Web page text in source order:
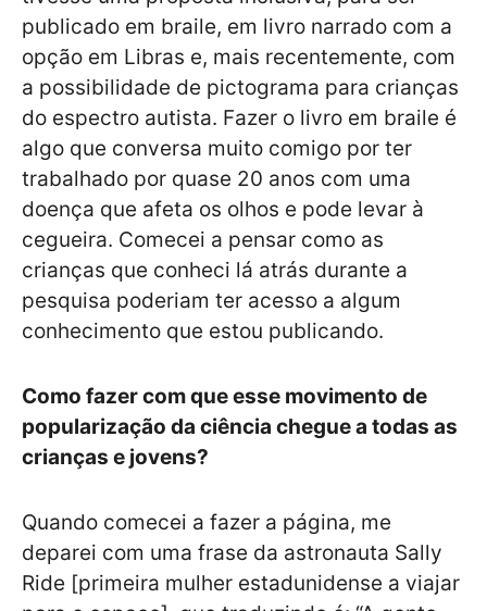
publicado em braile, em livro narrado com a
opção em Libras e, mais recentemente, com
a possibilidade de pictograma para crianças
do espectro autista. Fazer o livro em braile é
algo que conversa muito comigo por ter
trabalhado por quase 20 anos com uma
doença que afeta os olhos e pode levar à
cegueira. Comecei a pensar como as
crianças que conheci lá atrás durante a
pesquisa poderiam ter acesso a algum
conhecimento que estou publicando.
Como fazer com que esse movimento de
popularização da ciência chegue a todas as
crianças e jovens?
Quando comecei a fazer a página, me
deparei com uma frase da astronauta Sally
Ride [primeira mulher estadunidense a viajar